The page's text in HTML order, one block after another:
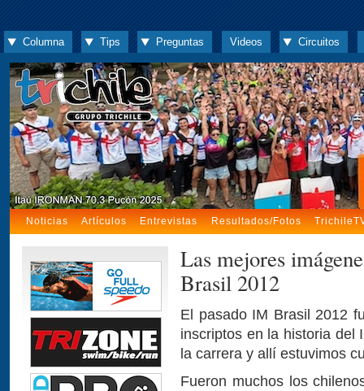
Columna Tips Preguntas Videos Circuitos
Noticias Artículos Entrevistas Resultados/Fotos
Las mejores
Brasil 2012
El pasado IM Brasil 2012
inscriptos en la historia del
la carrera y allí estuvimos
Fueron muchos los